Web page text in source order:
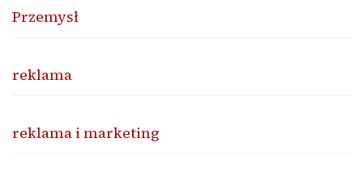
Przemysł
reklama
reklama i marketing